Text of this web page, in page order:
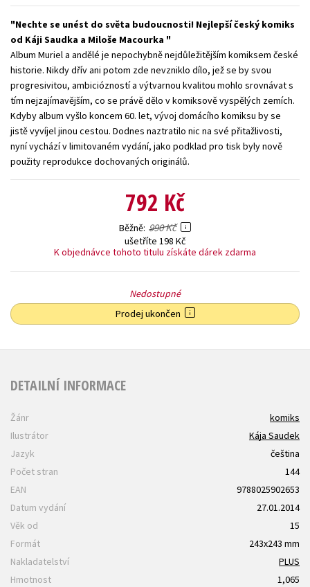
Young adult (SK)
Zahraniční literatura Zdraví a životní styl
Všechny tituly
Nechte se unést do světa budoucnosti! Nejlepší český komiks
od Káji Saudka a Miloše Macourka
Album Muriel a andělé je nepochybně nejdůležitějším komiksem české
historie. Nikdy dřív ani potom zde nevzniklo dílo, jež se by svou
progresivitou, ambiciózností a výtvarnou kvalitou mohlo srovnávat s
tím nejzajímavějším, co se právě dělo v komiksově vyspělých zemích.
Kdyby album vyšlo koncem 60. let, vývoj domácího komiksu by se
jistě vyvíjel jinou cestou. Dodnes naztratilo nic na své přitažlivosti,
nyní vychází v limitovaném vydání, jako podklad pro tisk byly nově
použity reprodukce dochovaných originálů.
792 Kč
Běžně 990 Kč
ušetříte 198 Kč
K objednávce tohoto titulu získáte dárek zdarma
Nedostupné
Prodej ukončen
DETAILNÍ INFORMACE
Žánr
komiks
Ilustrátor
Kája Saudek
Jazyk
čeština
Počet stran
144
EAN
9788025902653
Datum vydání
27.01.2014
Věk od
15
Formát
243x243 mm
Nakladatelství
PLUS
Hmotnost
1,065